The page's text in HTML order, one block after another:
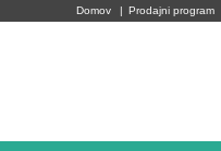
Domov | Prodajni program